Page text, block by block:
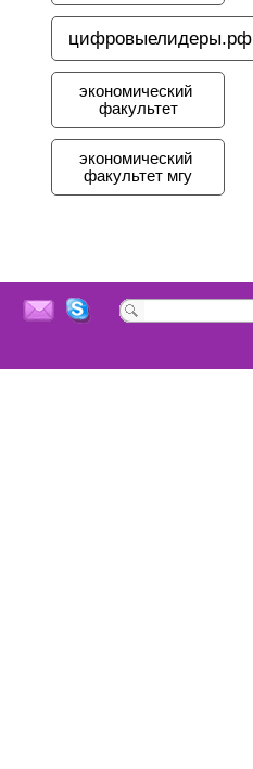
цифровыелидеры.рф
экономический
факультет
экономический
факультет мгу